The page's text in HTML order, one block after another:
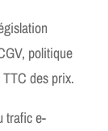
politique
des prix.
trafic e-